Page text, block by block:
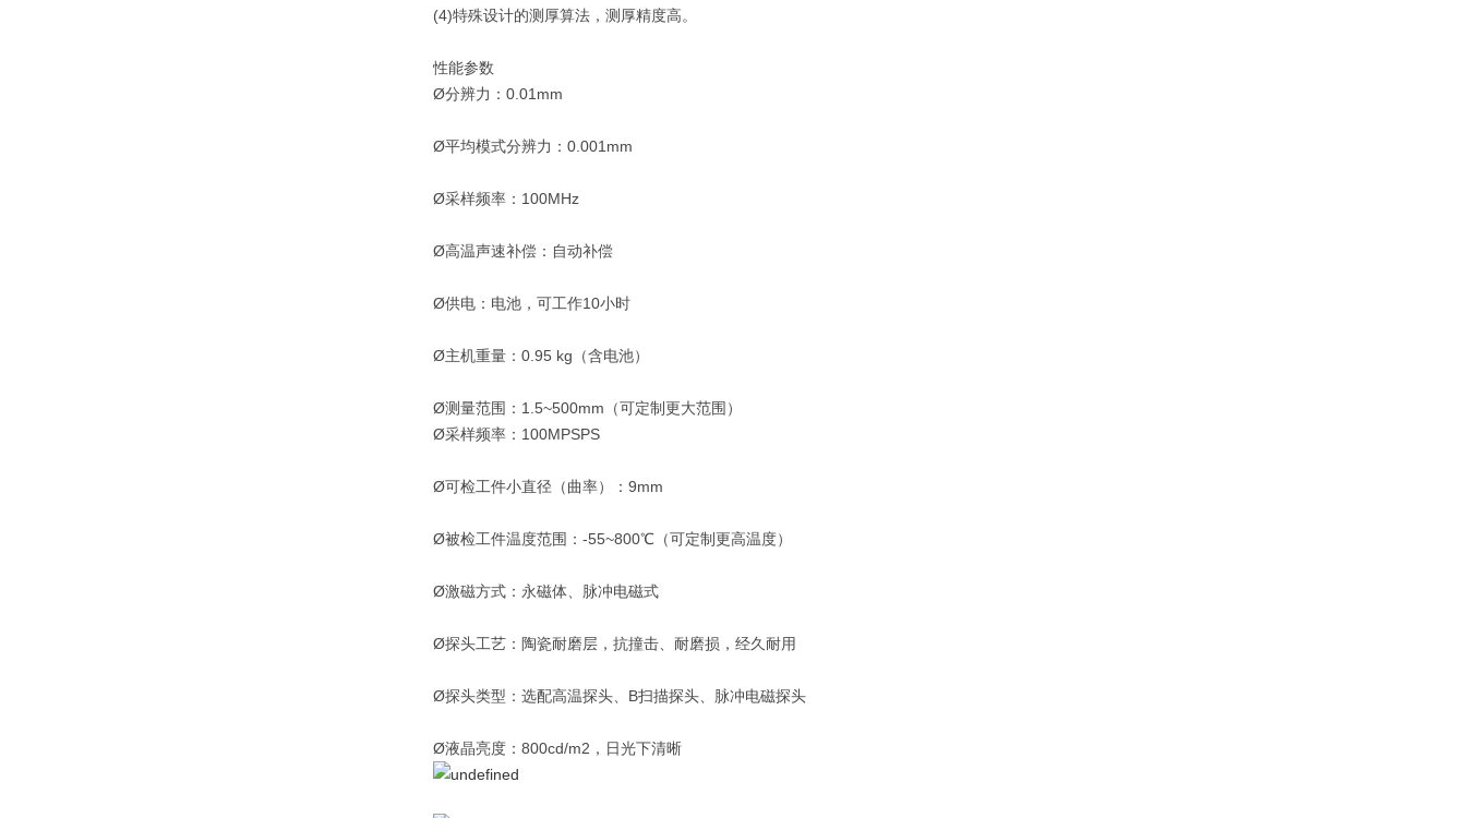
(4)特殊设计的测厚算法，测厚精度高。
性能参数
Ø分辨力：0.01mm
Ø平均模式分辨力：0.001mm
Ø采样频率：100MHz
Ø高温声速补偿：自动补偿
Ø供电：电池，可工作10小时
Ø主机重量：0.95 kg（含电池）
Ø测量范围：1.5~500mm（可定制更大范围）
Ø采样频率：100MPSPS
Ø可检工件小直径（曲率）：9mm
Ø被检工件温度范围：-55~800℃（可定制更高温度）
Ø激磁方式：永磁体、脉冲电磁式
Ø探头工艺：陶瓷耐磨层，抗撞击、耐磨损，经久耐用
Ø探头类型：选配高温探头、B扫描探头、脉冲电磁探头
Ø液晶亮度：800cd/m2，日光下清晰